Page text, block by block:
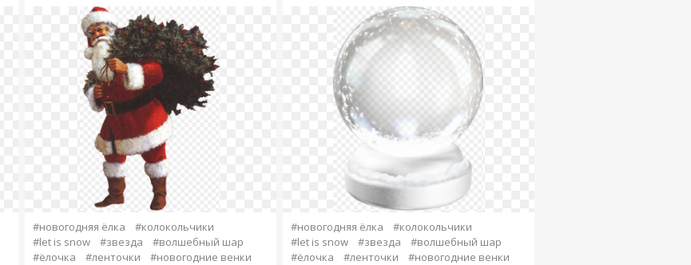
#новогодняя ёлка
#колокольчики
#let is snow
#звезда
#волшебный шар
#ёлочка
#ленточки #новогодние венки
#новогодняя ёлка
#колокольчики
#let is snow
#звезда
#волшебный шар
#ёлочка
#ленточки #новогодние венки